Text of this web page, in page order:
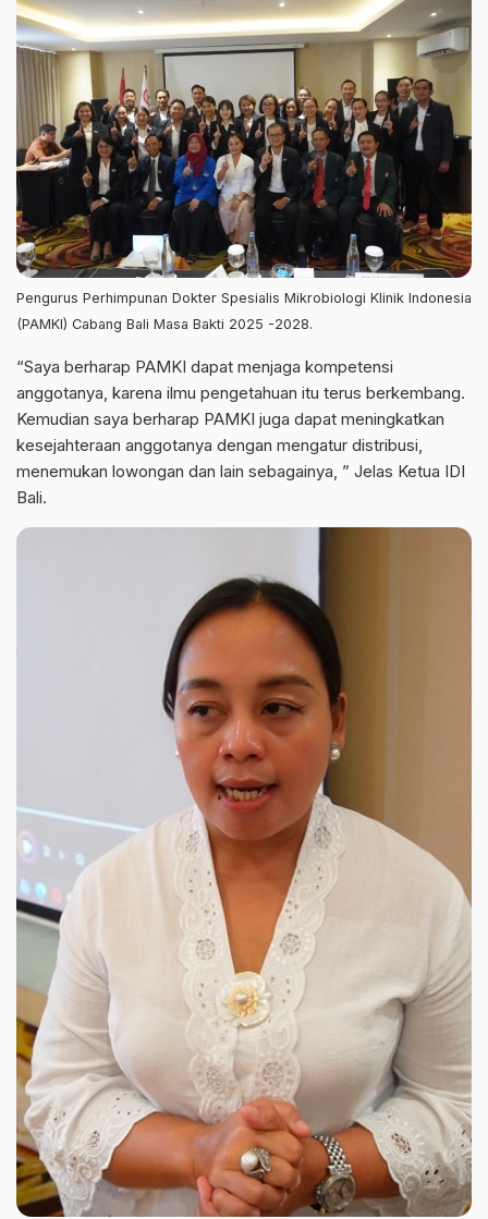
Pengurus Perhimpunan Dokter Spesialis Mikrobiologi Klinik Indonesia
(PAMKI) Cabang Bali Masa Bakti 2025 -2028.
“Saya berharap PAMKI dapat menjaga kompetensi
anggotanya, karena ilmu pengetahuan itu terus berkembang.
Kemudian saya berharap PAMKI juga dapat meningkatkan
kesejahteraan anggotanya dengan mengatur distribusi,
menemukan lowongan dan lain sebagainya, ” Jelas Ketua IDI
Bali.